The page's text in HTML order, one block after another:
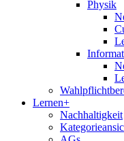
Physik
Lernen+
Nachhaltigkeit